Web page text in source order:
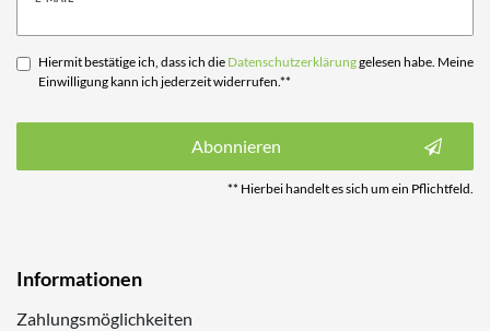
Hiermit bestätige ich, dass ich die Daten­schutz­erklärunggelesen habe. Meine
Einwilligung kann ich jederzeit widerrufen.**
Abonnieren
** Hierbei handelt es sich um ein Pflichtfeld.
Informationen
Zahlungsmöglichkeiten